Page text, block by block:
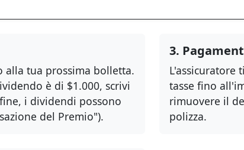
alla tua prossima bolletta.
è di $1.000, scrivi
i dividendi possono
del Premio").
3.
L'assicuratore
tasse fino
rimuovere il
polizza.